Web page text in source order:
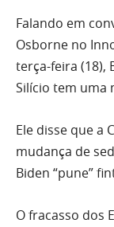
Falando em
Osborne no
terça-feira (18),
Silício tem uma
Ele disse que a
mudança de
Biden “pune”
O fracasso dos